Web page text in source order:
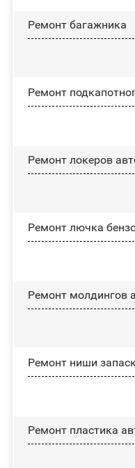
Ремонт багажника
Ремонт
Ремонт лoĸepoв
Ремонт лючка
Ремонт молдингов
Ремонт ниши
Ремонт пластика